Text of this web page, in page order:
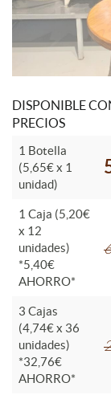
DISPONIBLE
PRECIOS
1 Botella
(5,65€ x 1
unidad)
1 Caja (5,20€
x 12
unidades)
*5,40€
AHORRO*
3 Cajas
(4,74€ x 36
unidades)
*32,76€
AHORRO*